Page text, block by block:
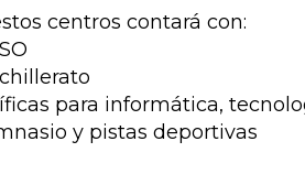
centros contará con:
para informática,
y pistas deportivas